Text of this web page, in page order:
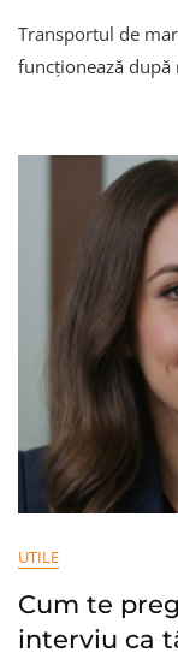
Transportul de
funcționează
UTILE
Cum te
interviu ca